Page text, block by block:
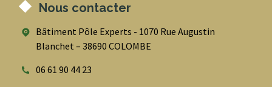
Nous contacter
Bâtiment Pôle Experts - 1070 Rue Augustin
Blanchet – 38690 COLOMBE
06 61 90 44 23